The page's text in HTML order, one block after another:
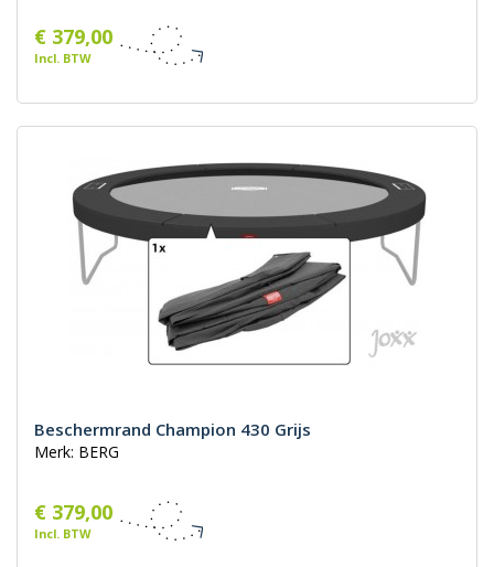
€ 379,00
Incl. BTW
Beschermrand Champion 430 Grijs
Merk: BERG
€ 379,00
Incl. BTW